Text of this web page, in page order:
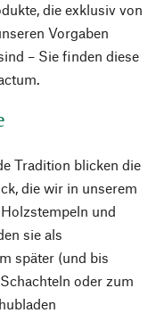
die exklusiv von
Vorgaben
– Sie finden diese
Tradition blicken die
die wir in unserem
und
sie als
später (und bis
oder zum